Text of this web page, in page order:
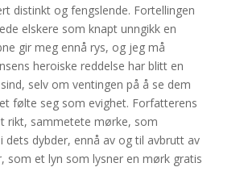
distinkt og fengslende. Fortellingen
elskere som knapt unngikk en
gir meg ennå rys, og jeg må
heroiske reddelse har blitt en
selv om ventingen på å se dem
følte seg som evighet. Forfatterens
rikt, sammetete mørke, som
dets dybder, ennå av og til avbrutt av
som et lyn som lysner en mørk gratis